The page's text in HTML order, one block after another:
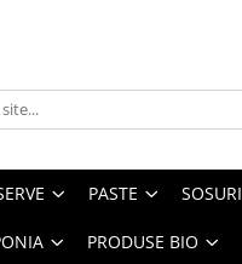
PASTE SOSURI
PRODUSE BIO